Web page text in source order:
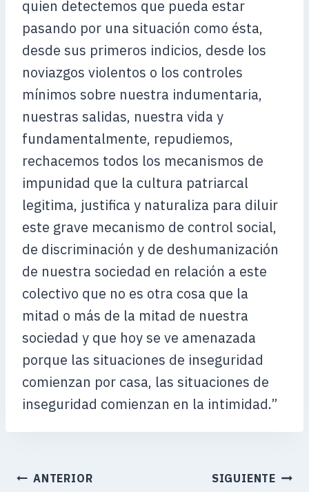
quien detectemos que pueda estar
pasando por una situación como ésta,
desde sus primeros indicios, desde los
noviazgos violentos o los controles
mínimos sobre nuestra indumentaria,
nuestras salidas, nuestra vida y
fundamentalmente, repudiemos,
rechacemos todos los mecanismos de
impunidad que la cultura patriarcal
legitima, justifica y naturaliza para diluir
este grave mecanismo de control social,
de discriminación y de deshumanización
de nuestra sociedad en relación a este
colectivo que no es otra cosa que la
mitad o más de la mitad de nuestra
sociedad y que hoy se ve amenazada
porque las situaciones de inseguridad
comienzan por casa, las situaciones de
inseguridad comienzan en la intimidad.”
ANTERIOR SIGUIENTE